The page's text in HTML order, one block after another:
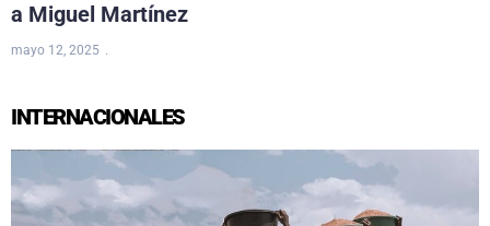
a Miguel Martínez
mayo 12, 2025
INTERNACIONALES